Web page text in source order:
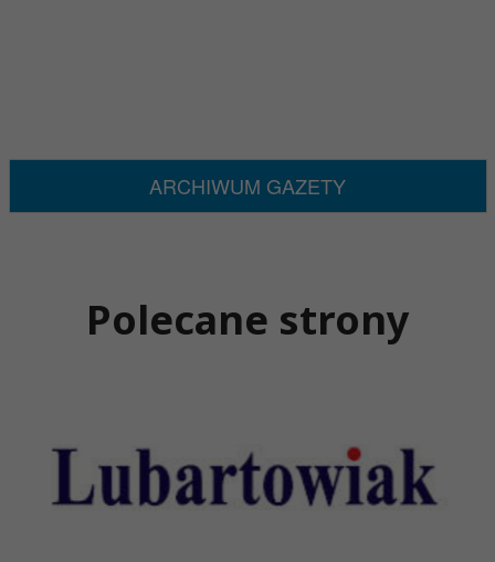
ARCHIWUM GAZETY
Polecane strony